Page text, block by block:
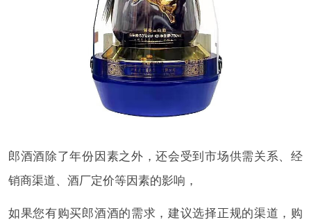
郎酒酒除了年份因素之外，还会受到市场供需关系、经
销商渠道、酒厂定价等因素的影响，
如果您有购买郎酒酒的需求，建议选择正规的渠道，购